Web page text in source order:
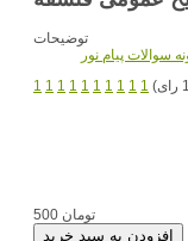
توضیحات
سوالات پیام نور
1 1 1 1 1 1 1 1 1 1
500 تومان